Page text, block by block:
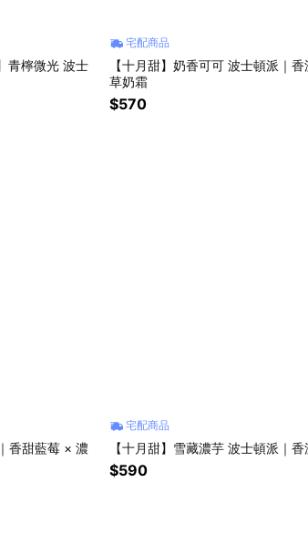
青檸微光 波士
宅配商品
【十月甜】奶香可可 波士頓派｜
草奶霜
$570
香甜藍莓 × 濃
宅配商品
【十月甜】雪藏濃芋 波士頓派｜
$590